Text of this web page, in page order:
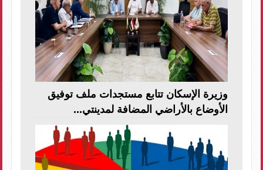
وزيرة الإسكان تتابع مستجدات ملف توفيق
الأوضاع بالأراضي المضافة لمدينتي...